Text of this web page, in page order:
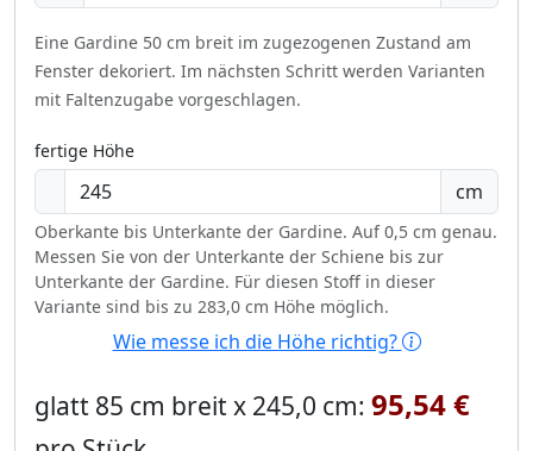
Eine Gardine 50 cm breit im zugezogenen Zustand am
Fenster dekoriert. Im nächsten Schritt werden Varianten
mit Faltenzugabe vorgeschlagen.
fertige Höhe
cm
Oberkante bis Unterkante der Gardine. Auf 0,5 cm genau.
Messen Sie von der Unterkante der Schiene bis zur
Unterkante der Gardine. Für diesen Stoff in dieser
Variante sind bis zu 283,0 cm Höhe möglich.
Wie messe ich die Höhe richtig?
glatt 85 cm breit x 245,0 cm: 95,54 €